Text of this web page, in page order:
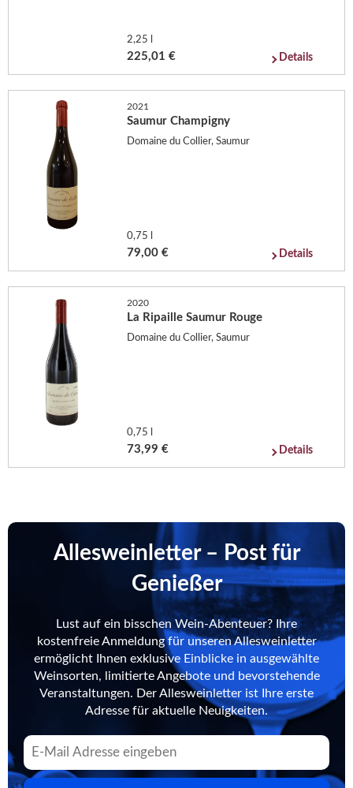
2,25 l
225,01 € Details
2021
Saumur Champigny
Domaine du Collier, Saumur
0,75 l
79,00 € Details
2020
La Ripaille Saumur Rouge
Domaine du Collier, Saumur
0,75 l
73,99 € Details
Allesweinletter – Post für
Genießer
Lust auf ein bisschen Wein-Abenteuer? Ihre
kostenfreie Anmeldung für unseren Allesweinletter
ermöglicht Ihnen exklusive Einblicke in ausgewählte
Weinsorten, limitierte Angebote und bevorstehende
Veranstaltungen. Der Allesweinletter ist Ihre erste
Adresse für aktuelle Neuigkeiten.